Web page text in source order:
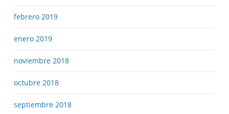
febrero 2019
enero 2019
noviembre 2018
octubre 2018
septiembre 2018